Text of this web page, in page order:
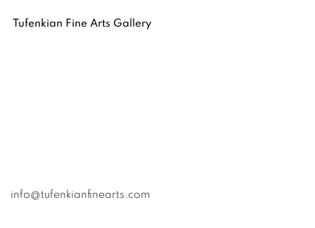
Tufenkian Fine Arts Gallery
info@tufenkianfinearts.com